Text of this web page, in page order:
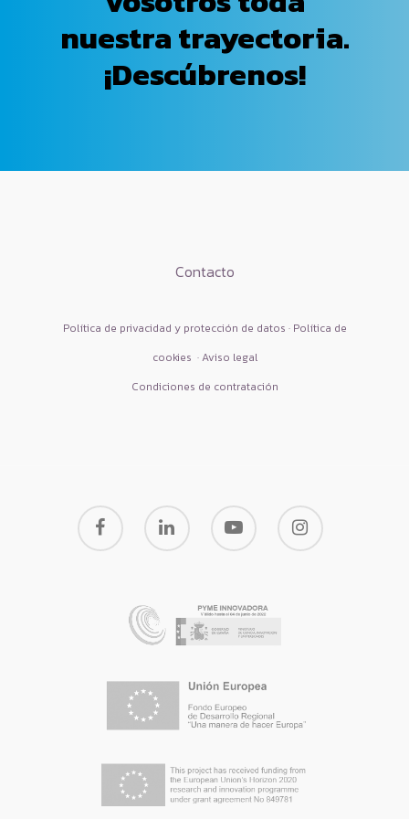
nuestra trayectoria.
¡Descúbrenos!
Contacto
Política de privacidad y protección de datos · Política de
cookies ·Aviso legal
Condiciones de contratación